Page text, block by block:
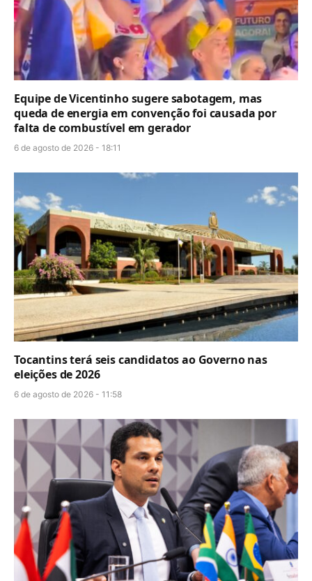
Equipe de Vicentinho sugere sabotagem, mas
queda de energia em convenção foi causada por
falta de combustível em gerador
6 de agosto de 2026 - 18:11
Tocantins terá seis candidatos ao Governo nas
eleições de 2026
6 de agosto de 2026 - 11:58